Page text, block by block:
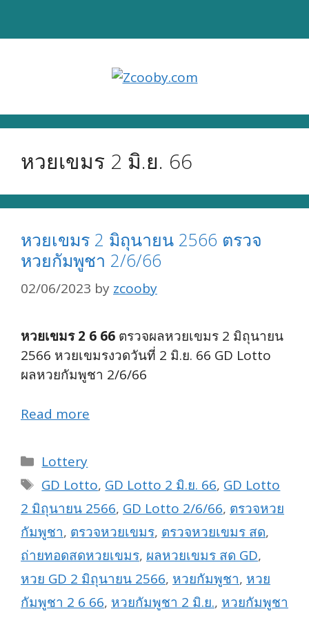
หวยเขมร 2 มิ.ย. 66
หวยเขมร 2 มิถุนายน 2566 ตรวจ
หวยกัมพูชา 2/6/66
02/06/2023 by zcooby
หวยเขมร 2 6 66 ตรวจผลหวยเขมร 2 มิถุนายน
2566 หวยเขมรงวดวันที่ 2 มิ.ย. 66 GD Lotto
ผลหวยกัมพูชา 2/6/66
Read more
Categories
Lottery
Tags
GD Lotto, GD Lotto 2 มิ.ย. 66, GD Lotto
2 มิถุนายน 2566, GD Lotto 2/6/66, ตรวจหวย
กัมพูชา, ตรวจหวยเขมร, ตรวจหวยเขมร สด,
ถ่ายทอดสดหวยเขมร, ผลหวยเขมร สด GD,
หวย GD 2 มิถุนายน 2566, หวยกัมพูชา, หวย
กัมพูชา 2 6 66, หวยกัมพูชา 2 มิ.ย., หวยกัมพูชา